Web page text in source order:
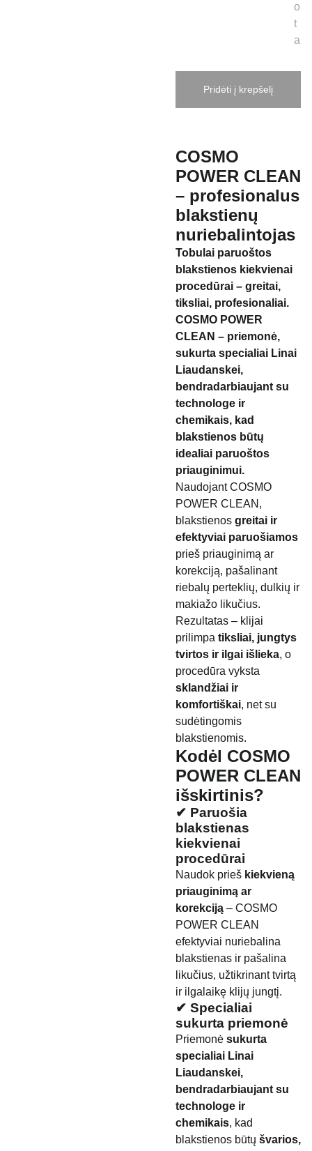
o
t
a
Pridėti į krepšelį
COSMO
POWER CLEAN
– profesionalus
blakstienų
nuriebalintojas
Tobulai paruoštos
blakstienos kiekvienai
procedūrai – greitai,
tiksliai, profesionaliai.
COSMO POWER
CLEAN – priemonė,
sukurta specialiai Linai
Liaudanskei,
bendradarbiaujant su
technologe ir
chemikais, kad
blakstienos būtų
idealiai paruoštos
priauginimui.
Naudojant COSMO
POWER CLEAN,
blakstienos greitai ir
efektyviai paruošiamos
prieš priauginimą ar
korekciją, pašalinant
riebalų perteklių, dulkių ir
makiažo likučius.
Rezultatas – klijai
prilimpa tiksliai, jungtys
tvirtos ir ilgai išlieka, o
procedūra vyksta
sklandžiai ir
komfortiškai, net su
sudėtingomis
blakstienomis.
Kodėl COSMO
POWER CLEAN
išskirtinis?
✔ Paruošia
blakstienas
kiekvienai
procedūrai
Naudok prieš kiekvieną
priauginimą ar
korekciją – COSMO
POWER CLEAN
efektyviai nuriebalina
blakstienas ir pašalina
likučius, užtikrinant tvirtą
ir ilgalaikę klijų jungtį.
✔ Specialiai
sukurta priemonė
Priemonė sukurta
specialiai Linai
Liaudanskei,
bendradarbiaujant su
technologe ir
chemikais, kad
blakstienos būtų švarios,